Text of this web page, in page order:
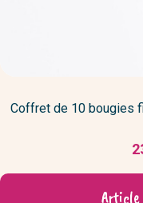
Coffret de 10 bougies
Article